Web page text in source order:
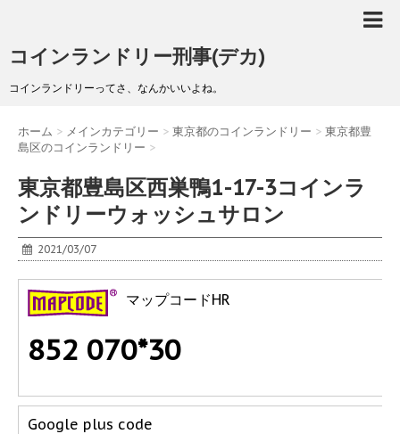
コインランドリー刑事(デカ)
コインランドリーってさ、なんかいいよね。
ホーム > メインカテゴリー > 東京都のコインランドリー > 東京都豊
島区のコインランドリー >
東京都豊島区西巣鴨1-17-3コインラ
ンドリーウォッシュサロン
2021/03/07
マップコードHR
852 070*30
Google plus code